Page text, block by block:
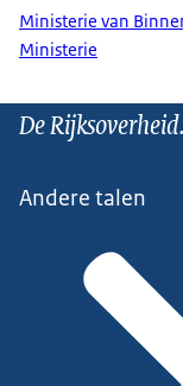
Ministerie van
Ministerie
De
Andere talen